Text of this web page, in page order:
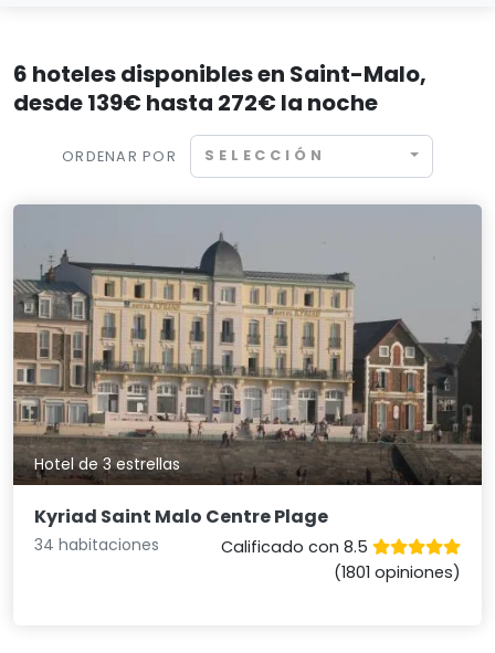
6 hoteles disponibles en Saint-Malo,
desde 139€ hasta 272€ la noche
ORDENAR POR SELECCIÓN
Hotel de 3 estrellas
Kyriad Saint Malo Centre Plage
34 habitaciones
Calificado con 8.5
(1801 opiniones)